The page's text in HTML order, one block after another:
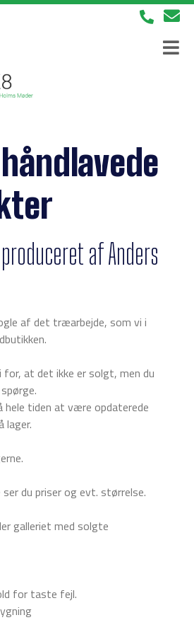
af Anders
af det træarbejde, som vi i
for, at det ikke er solgt, men du
hele tiden at være opdaterede
lager.
ser du priser og evt. størrelse.
galleriet med solgte
for taste fejl.